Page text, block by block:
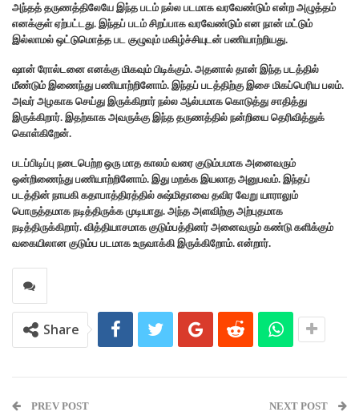
அந்தத் தருணத்திலேயே இந்த படம் நல்ல படமாக வரவேண்டும் என்ற அழுத்தம்
எனக்குள் ஏற்பட்டது. இந்தப் படம் சிறப்பாக வரவேண்டும் என நான் மட்டும்
இல்லாமல் ஒட்டுமொத்த பட குழுவும் மகிழ்ச்சியுடன் பணியாற்றியது.
ஷான் ரோல்டனை எனக்கு மிகவும் பிடிக்கும். அதனால் தான் இந்த படத்தில்
மீண்டும் இணைந்து பணியாற்றினோம். இந்தப் படத்திற்கு இசை மிகப்பெரிய பலம்.
அவர் அழகாக செய்து இருக்கிறார் நல்ல ஆல்பமாக கொடுத்து சாதித்து
இருக்கிறார். இதற்காக அவருக்கு இந்த தருணத்தில் நன்றியை தெரிவித்துக்
கொள்கிறேன்.
படப்பிடிப்பு நடைபெற்ற ஒரு மாத காலம் வரை குடும்பமாக அனைவரும்
ஒன்றிணைந்து பணியாற்றினோம். இது மறக்க இயலாத அனுபவம். இந்தப்
படத்தின் நாயகி கதாபாத்திரத்தில் சுஷ்மிதாவை தவிர வேறு யாராலும்
பொருத்தமாக நடித்திருக்க முடியாது. அந்த அளவிற்கு அற்புதமாக
நடித்திருக்கிறார். வித்தியாசமாக குடும்பத்தினர் அனைவரும் கண்டு களிக்கும்
வகையிலான குடும்ப படமாக உருவாக்கி இருக்கிறோம். என்றார்.
Share
PREV POST NEXT POST